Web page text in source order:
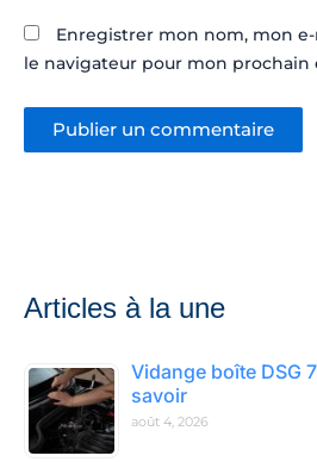
Enregistrer mon nom, mon
le navigateur pour mon prochain
Articles à la une
Vidange boîte DSG
savoir
août 4, 2026